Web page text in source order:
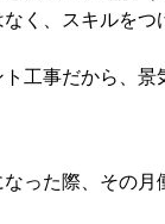
く、スキルをつ
工事だから、景
った際、その